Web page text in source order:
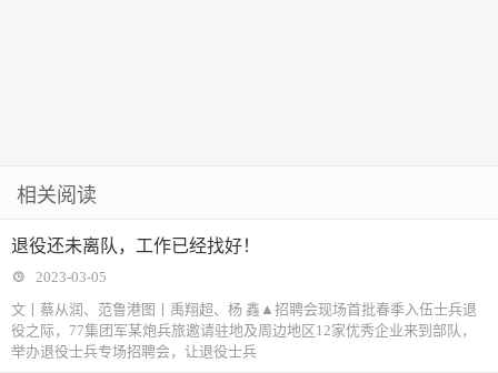
相关阅读
退役还未离队，工作已经找好！
2023-03-05
文丨蔡从润、范鲁港图丨禹翔超、杨 鑫▲招聘会现场首批春季入伍士兵退
役之际，77集团军某炮兵旅邀请驻地及周边地区12家优秀企业来到部队，
举办退役士兵专场招聘会，让退役士兵